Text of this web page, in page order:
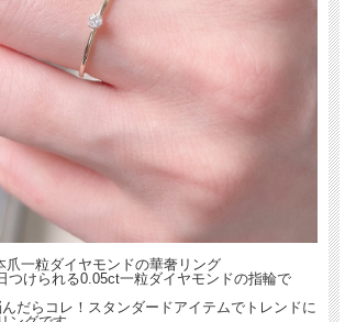
爪一粒ダイヤモンドの華奢リング
つけられる0.05ct一粒ダイヤモンドの指輪で
だらコレ！スタンダードアイテムでトレンドに